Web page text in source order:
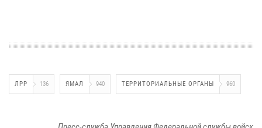
ЛРР 136 ЯМАЛ 940 ТЕРРИТОРИАЛЬНЫЕ ОРГАНЫ 960